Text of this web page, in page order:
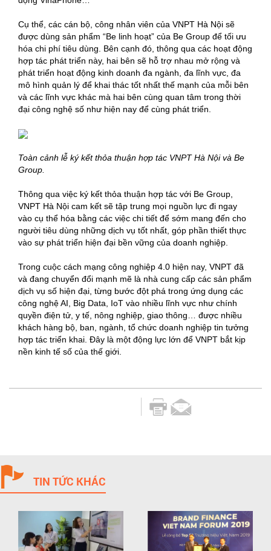
Cụ thể, các cán bộ, công nhân viên của VNPT Hà Nội sẽ
được dùng sản phẩm “Be linh hoạt” của Be Group để tối ưu
hóa chi phí tiêu dùng. Bên cạnh đó, thông qua các hoạt động
hợp tác phát triển này, hai bên sẽ hỗ trợ nhau mở rộng và
phát triển hoạt động kinh doanh đa ngành, đa lĩnh vực, đa
mô hình quản lý để khai thác tốt nhất thế mạnh của mỗi bên
và các lĩnh vực khác mà hai bên cùng quan tâm trong thời
đại công nghệ số như hiện nay để cùng phát triển.
Toàn cảnh lễ ký kết thỏa thuận hợp tác VNPT Hà Nội và Be
Group.
Thông qua việc ký kết thỏa thuận hợp tác với Be Group,
VNPT Hà Nội cam kết sẽ tập trung mọi nguồn lực đi ngay
vào cụ thể hóa bằng các việc chi tiết để sớm mang đến cho
người tiêu dùng những dịch vụ tốt nhất, góp phần thiết thực
vào sự phát triển hiện đại bền vững của doanh nghiệp.
Trong cuộc cách mạng công nghiệp 4.0 hiện nay, VNPT đã
và đang chuyển đổi mạnh mẽ là nhà cung cấp các sản phẩm
dịch vụ số hiện đại, từng bước đột phá trong ứng dụng các
công nghệ AI, Big Data, IoT vào nhiều lĩnh vực như chính
quyền điện tử, y tế, nông nghiệp, giao thông… được nhiều
khách hàng bộ, ban, ngành, tổ chức doanh nghiệp tin tưởng
hợp tác triển khai. Đây là một động lực lớn để VNPT bắt kịp
nền kinh tế số của thế giới.
TIN TỨC KHÁC